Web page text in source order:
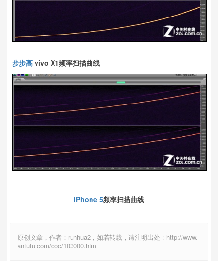
步步高 vivo X1频率扫描曲线
iPhone 5频率扫描曲线
原创文章，作者：runhua2，如若转载，请注明出处：http://www.
antutu.com/doc/103000.htm